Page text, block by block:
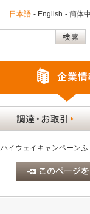
日本語 - English - 簡体
ウェイキャンペーンふ